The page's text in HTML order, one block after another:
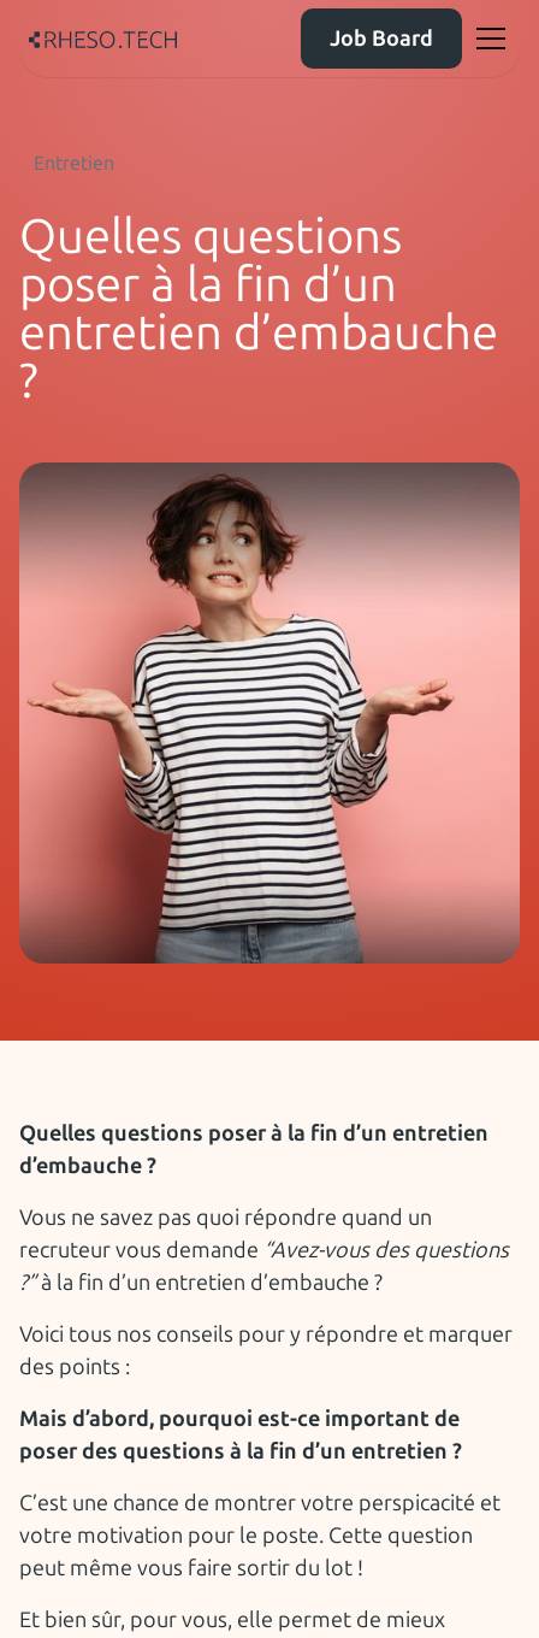
Job Board
Entretien
Quelles questions
poser à la fin d’un
entretien d’embauche
?
Quelles questions poser à la fin d’un entretien
d’embauche ?
Vous ne savez pas quoi répondre quand un
recruteur vous demande “Avez-vous des questions
?”à la fin d’un entretien d’embauche ?
Voici tous nos conseils pour y répondre et marquer
des points :
Mais d’abord, pourquoi est-ce important de
poser des questions à la fin d’un entretien ?
C’est une chance de montrer votre perspicacité et
votre motivation pour le poste. Cette question
peut même vous faire sortir du lot !
Et bien sûr, pour vous, elle permet de mieux